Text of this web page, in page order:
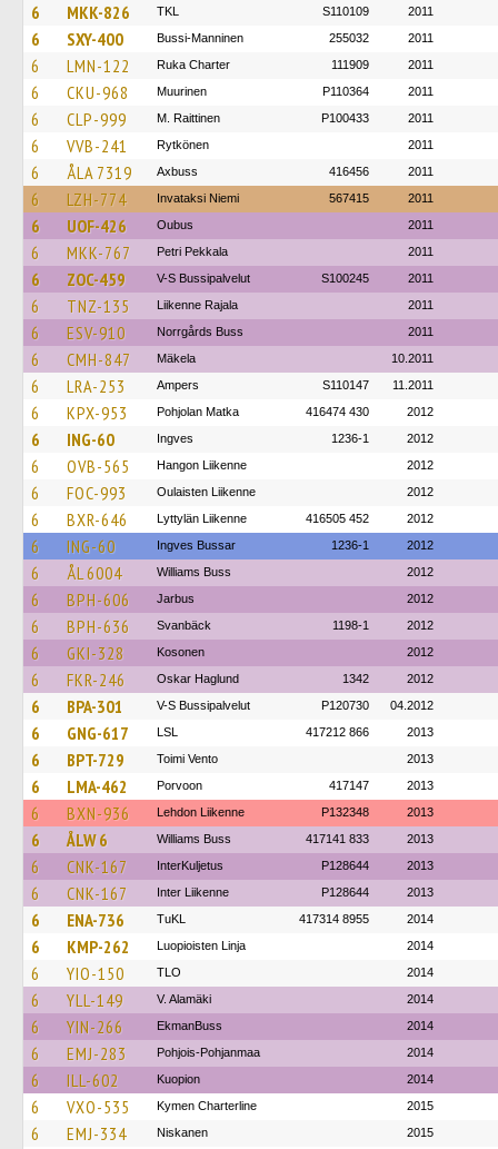
6 MKK-826 TKL S110109 2011
6 SXY-400 Bussi-Manninen 255032 2011
6 LMN-122 Ruka Charter 111909 2011
6 CKU-968 Muurinen P110364 2011
6 CLP-999 M. Raittinen P100433 2011
6 VVB-241 Rytkönen 2011
6 ÅLA 7319 Axbuss 416456 2011
6 LZH-774 Invataksi Niemi 567415 2011
6 UOF-426 Oubus 2011
6 MKK-767 Petri Pekkala 2011
6 ZOC-459 V-S Bussipalvelut S100245 2011
6 TNZ-135 Liikenne Rajala 2011
6 ESV-910 Norrgårds Buss 2011
6 CMH-847 Mäkela 10.2011
6 LRA-253 Ampers S110147 11.2011
6 KPX-953 Pohjolan Matka 416474 430 2012
6 ING-60 Ingves 1236-1 2012
6 OVB-565 Hangon Liikenne 2012
6 FOC-993 Oulaisten Liikenne 2012
6 BXR-646 Lyttylän Liikenne 416505 452 2012
6 ING-60 Ingves Bussar 1236-1 2012
6 ÅL 6004 Williams Buss 2012
6 BPH-606 Jarbus 2012
6 BPH-636 Svanbäck 1198-1 2012
6 GKI-328 Kosonen 2012
6 FKR-246 Oskar Haglund 1342 2012
6 BPA-301 V-S Bussipalvelut P120730 04.2012
6 GNG-617 LSL 417212 866 2013
6 BPT-729 Toimi Vento 2013
6 LMA-462 Porvoon 417147 2013
6 BXN-936 Lehdon Liikenne P132348 2013
6 ÅLW 6 Williams Buss 417141 833 2013
6 CNK-167 InterKuljetus P128644 2013
6 CNK-167 Inter Liikenne P128644 2013
6 ENA-736 TuKL 417314 8955 2014
6 KMP-262 Luopioisten Linja 2014
6 YIO-150 TLO 2014
6 YLL-149 V. Alamäki 2014
6 YIN-266 EkmanBuss 2014
6 EMJ-283 Pohjois-Pohjanmaa 2014
6 ILL-602 Kuopion 2014
6 VXO-535 Kymen Charterline 2015
6 EMJ-334 Niskanen 2015